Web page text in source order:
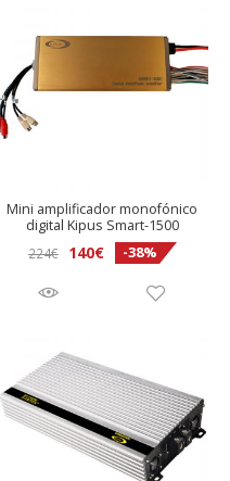
Mini amplificador monofónico
digital Kipus Smart-1500
224€
El
224€.
140€El
actual
-38%